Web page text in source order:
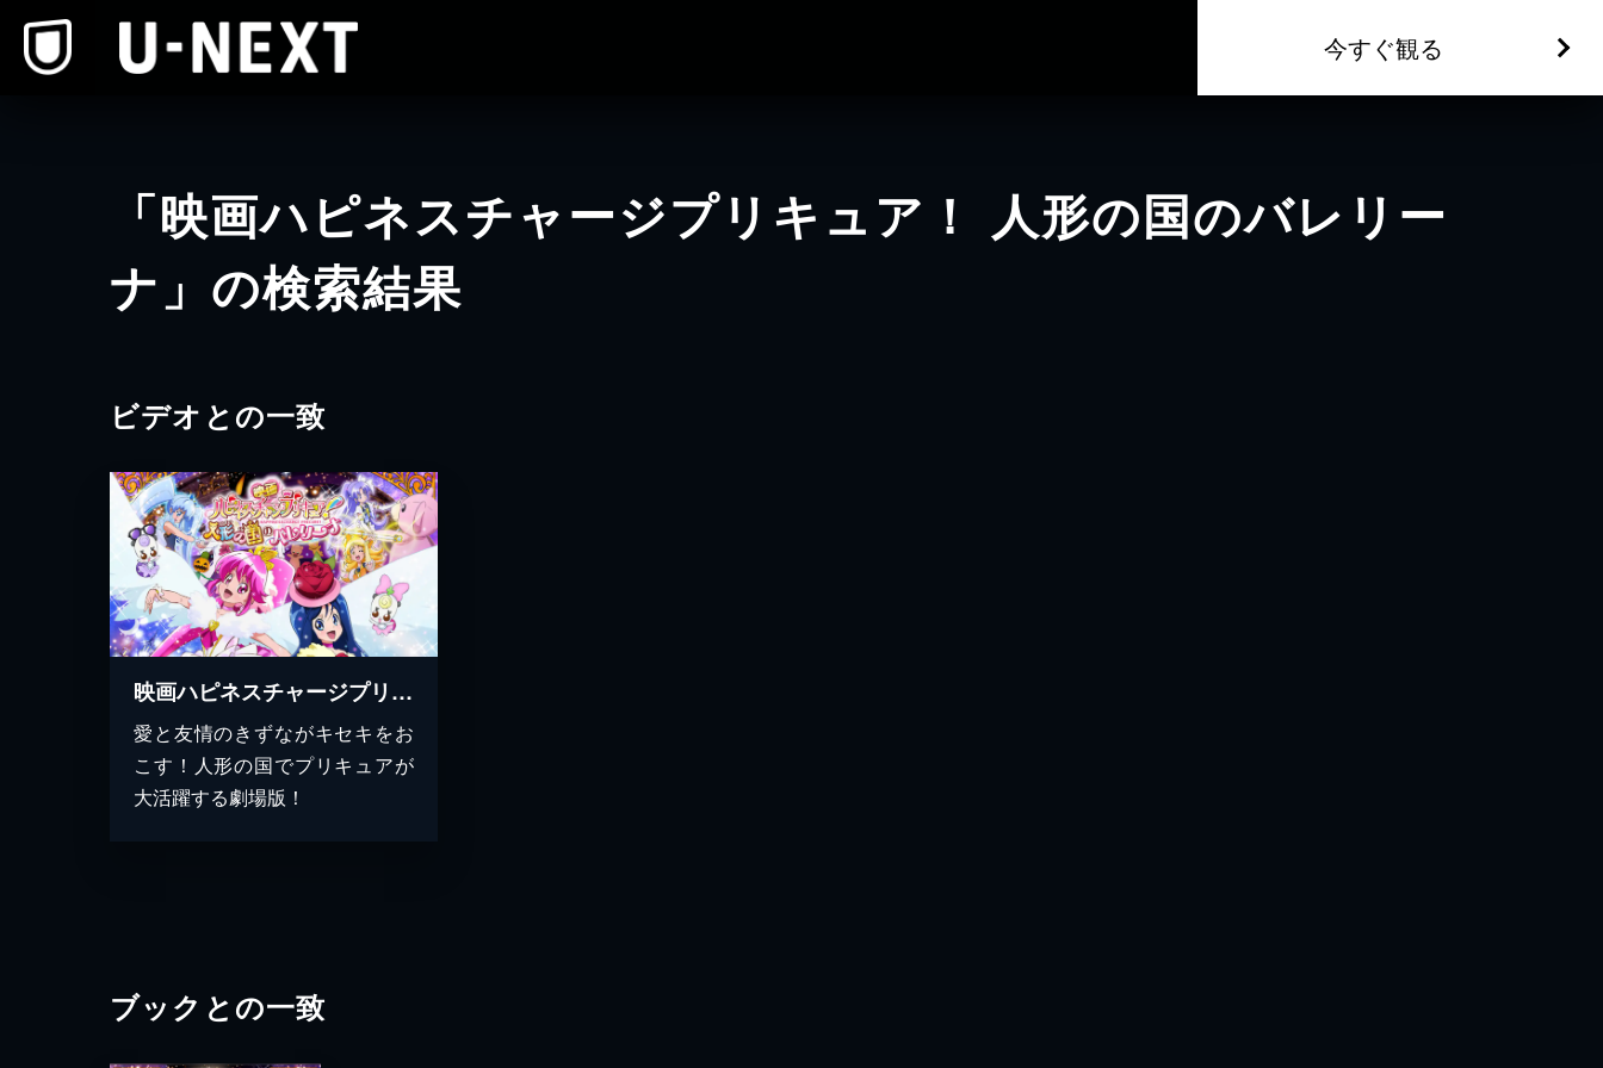
今すぐ観る
「映画ハピネスチャージプリキュア！ 人形の国のバレリー
ナ」の検索結果
ビデオとの一致
映画ハピネスチャージプリキュア！ 人形の国のバレリーナ
愛と友情のきずながキセキをお
こす！人形の国でプリキュアが
大活躍する劇場版！
ブックとの一致